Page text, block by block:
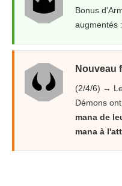
Bonus
augmentés :
Nouveau
(2/4/6) →
Démons ont
mana de
mana à